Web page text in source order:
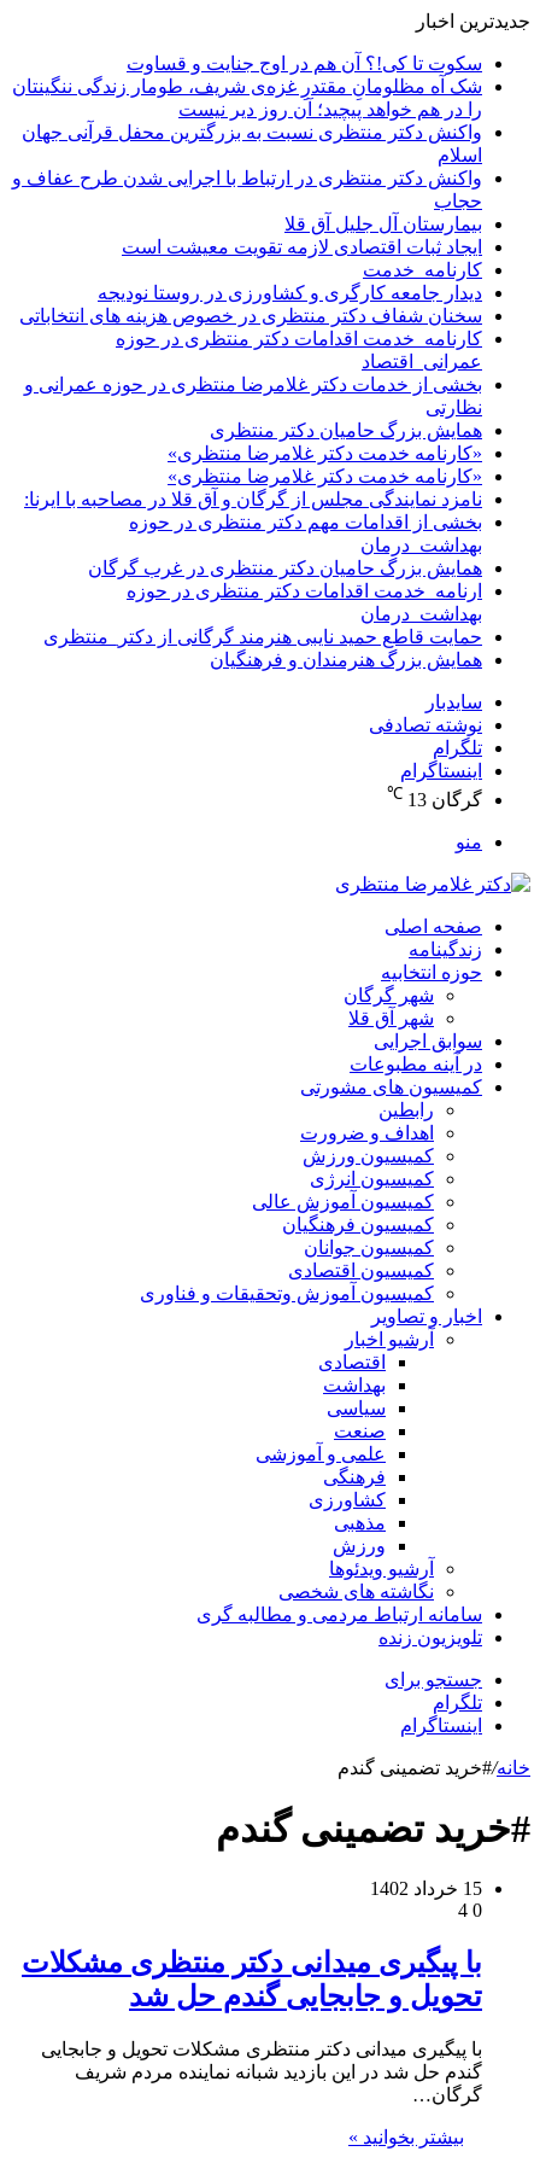
جدیدترین اخبار
سکوت تا کی!؟ آن هم در اوج جنایت و قساوت
شک آه مظلومانِ مقتدرِ غزه‌ی شریف، طومار زندگی ننگینتان
را در هم خواهد پیچید؛ آن روز دیر نیست
واکنش دکتر منتظری نسبت به بزرگترین محفل قرآنی جهان
اسلام
واکنش دکتر منتظری در ارتباط با اجرایی شدن طرح عفاف و
حجاب
بیمارستان آل جلیل آق قلا
ایجاد ثبات اقتصادی لازمه تقویت معیشت است
کارنامه_خدمت
دیدار جامعه کارگری و کشاورزی در روستا نودیجه
سخنان شفاف دکتر منتظری در خصوص هزینه های انتخاباتی
کارنامه_خدمت اقدامات دکتر منتظری در حوزه
عمرانی_اقتصاد
بخشی از خدمات دکتر غلامرضا منتظری در حوزه عمرانی و
نظارتی
همایش بزرگ حامیان دکتر منتظری
«کارنامه خدمت دکتر غلامرضا منتظری»
«کارنامه خدمت دکتر غلامرضا منتظری»
نامزد نمایندگی مجلس از گرگان و آق قلا در مصاحبه با ایرنا:
بخشی از اقدامات مهم دکتر منتظری در حوزه
بهداشت_درمان
همایش بزرگ حامیان دکتر منتظری در غرب گرگان
ارنامه_خدمت اقدامات دکتر منتظری در حوزه
بهداشت_درمان
حمایت قاطع حمید نایبی هنرمند گرگانی از دکتر_منتظری
همایش بزرگ هنرمندان و فرهنگیان
سایدبار
نوشته تصادفی
تلگرام
اینستاگرام
گرگان 13
℃
منو
صفحه اصلی
زندگینامه
حوزه انتخابیه
شهر گرگان
شهر آق قلا
سوابق اجرایی
در آینه مطبوعات
کمیسیون های مشورتی
رابطین
اهداف و ضرورت
کمیسیون ورزش
کمیسیون انرژی
کمیسیون آموزش عالی
کمیسیون فرهنگیان
کمیسیون جوانان
کمیسیون اقتصادی
کمیسیون آموزش وتحقیقات و فناوری
اخبار و تصاویر
آرشیو اخبار
اقتصادی
بهداشت
سیاسی
صنعت
علمی و آموزشی
فرهنگی
کشاورزی
مذهبی
ورزش
آرشیو ویدئوها
نگاشته های شخصی
سامانه ارتباط مردمی و مطالبه گری
تلویزیون زنده
جستجو برای
تلگرام
اینستاگرام
خانه/#خرید تضمینی گندم
#خرید تضمینی گندم
15 خرداد 1402
0
با پیگیری میدانی دکتر منتظری مشکلات
تحویل و جابجایی گندم حل شد
با پیگیری میدانی دکتر منتظری مشکلات تحویل و جابجایی
گندم حل شد در این بازدید شبانه نماینده مردم شریف
گرگان…
بیشتر بخوانید »